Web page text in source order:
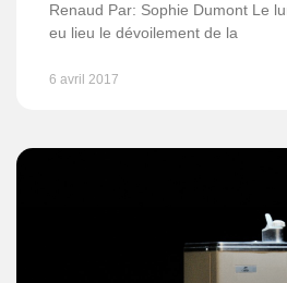
Renaud Par: Sophie Dumont Le
eu lieu le dévoilement de la
6 avril 2017